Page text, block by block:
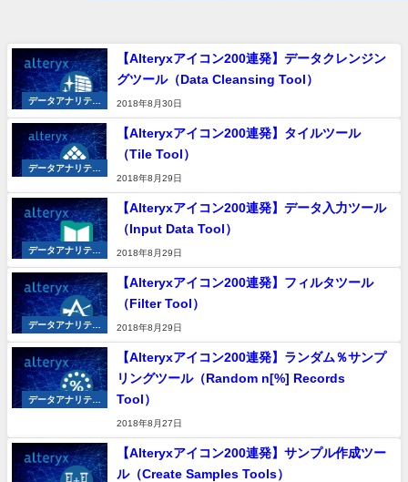
データアナリティ
【Alteryxアイコン200連発】データクレンジン
グツール（Data Cleansing Tool）
2018年8月30日
データアナリティ
【Alteryxアイコン200連発】タイルツール
（Tile Tool）
2018年8月29日
データアナリティ
【Alteryxアイコン200連発】データ入力ツール
（Input Data Tool）
2018年8月29日
データアナリティ
【Alteryxアイコン200連発】フィルタツール
（Filter Tool）
2018年8月29日
データアナリティ
【Alteryxアイコン200連発】ランダム％サンプ
リングツール（Random n[%] Records
Tool）
2018年8月27日
【Alteryxアイコン200連発】サンプル作成ツー
ル（Create Samples Tools）